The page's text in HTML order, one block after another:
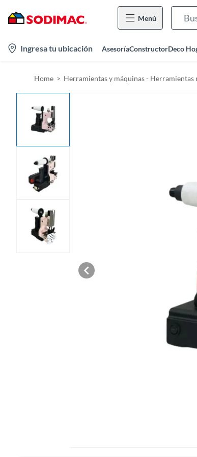
Menú
Ingresa tu ubicación AsesoríaConstructorDeco
Home Herramientas y máquinas - Herramientas